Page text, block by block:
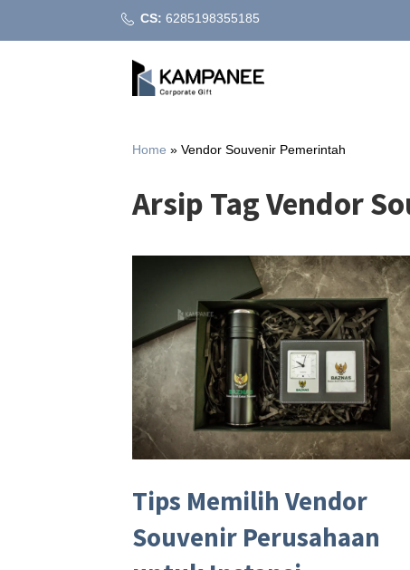
CS: 6285198355185
Home »Vendor Souvenir Pemerintah
Arsip Tag Vendor
Tips Memilih Vendor
Souvenir Perusahaan